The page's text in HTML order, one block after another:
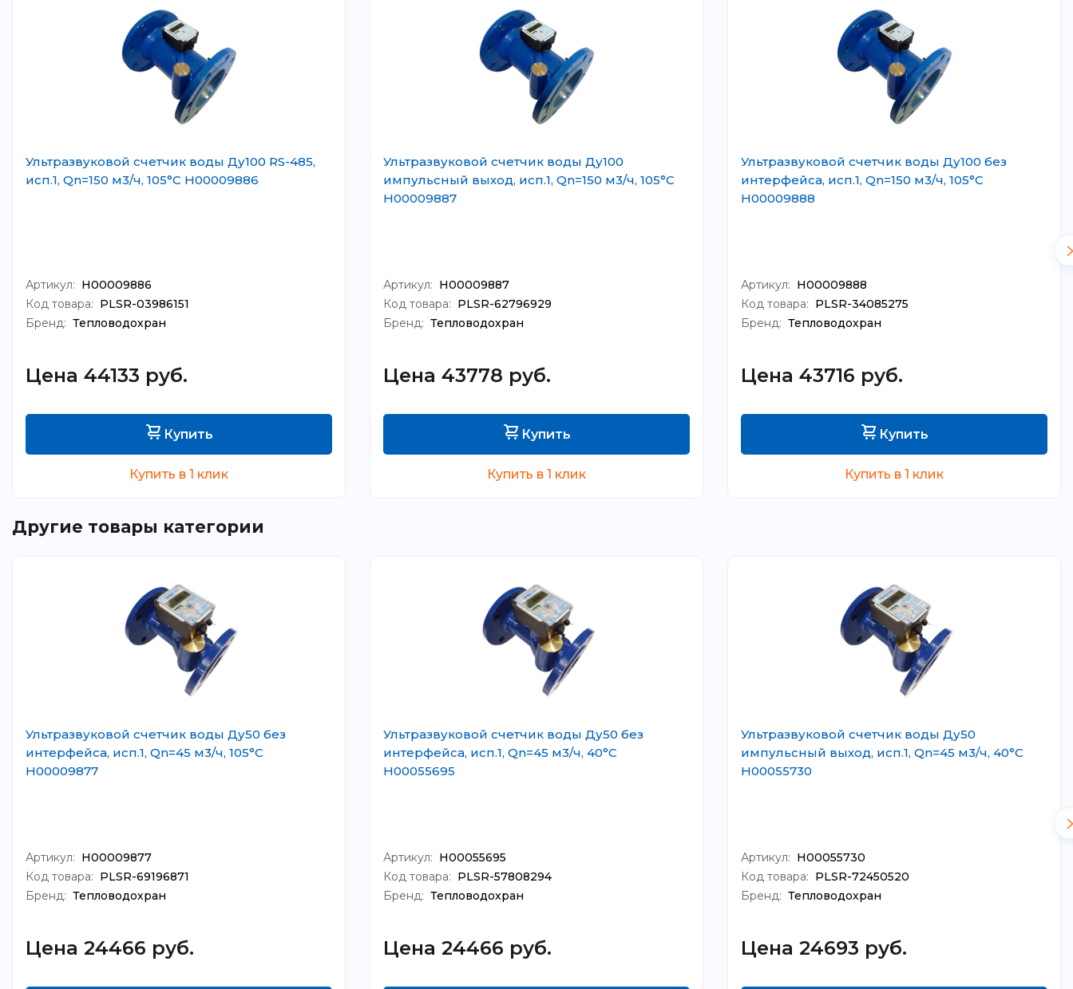
Ультразвуковой счетчик воды Ду100 RS-485,
исп.1, Qn=150 м3/ч, 105°C Н00009886
Артикул: Н00009886
Код товара: PLSR-03986151
Бренд: Тепловодохран
Цена 44133 руб.
Купить
Купить в 1 клик
Ультразвуковой счетчик воды Ду100
импульсный выход, исп.1, Qn=150 м3/ч, 105°C
Н00009887
Артикул: Н00009887
Код товара: PLSR-62796929
Бренд: Тепловодохран
Цена 43778 руб.
Купить
Купить в 1 клик
Ультразвуковой счетчик воды Ду100 без
интерфейса, исп.1, Qn=150 м3/ч, 105°C
Н00009888
Артикул: Н00009888
Код товара: PLSR-34085275
Бренд: Тепловодохран
Цена 43716 руб.
Купить
Купить в 1 клик
Другие товары категории
Ультразвуковой счетчик воды Ду50 без
интерфейса, исп.1, Qn=45 м3/ч, 105°C
Н00009877
Артикул: Н00009877
Код товара: PLSR-69196871
Бренд: Тепловодохран
Цена 24466 руб.
Ультразвуковой счетчик воды Ду50 без
интерфейса, исп.1, Qn=45 м3/ч, 40°C
Н00055695
Артикул: Н00055695
Код товара: PLSR-57808294
Бренд: Тепловодохран
Цена 24466 руб.
Ультразвуковой счетчик воды Ду50
импульсный выход, исп.1, Qn=45 м3/ч, 40°C
Н00055730
Артикул: Н00055730
Код товара: PLSR-72450520
Бренд: Тепловодохран
Цена 24693 руб.